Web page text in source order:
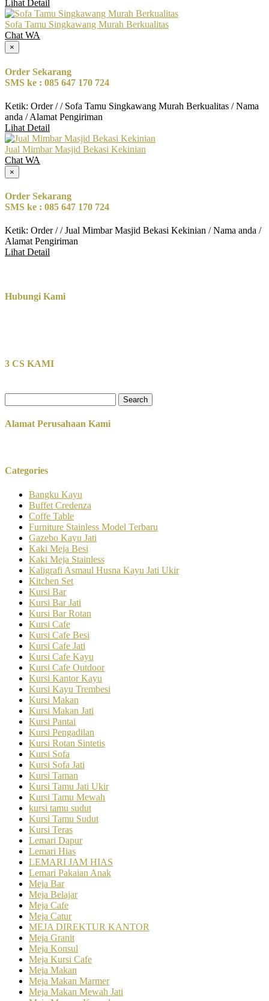
Lihat Detail
Sofa Tamu Singkawang Murah Berkualitas
Chat WA
×
Order Sekarang
SMS ke : 085 647 170 724
Ketik: Order / / Sofa Tamu Singkawang Murah Berkualitas / Nama
anda / Alamat Pengiriman
Lihat Detail
Jual Mimbar Masjid Bekasi Kekinian
Chat WA
×
Order Sekarang
SMS ke : 085 647 170 724
Ketik: Order / / Jual Mimbar Masjid Bekasi Kekinian / Nama anda /
Alamat Pengiriman
Lihat Detail
Hubungi Kami
3 CS KAMI
for:
Alamat Perusahaan Kami
Categories
Bangku Kayu
Buffet Credenza
Coffe Table
Furniture Stainless Model Terbaru
Gazebo Kayu Jati
Kaki Meja Besi
Kaki Meja Stainless
Kaligrafi Asmaul Husna Kayu Jati Ukir
Kitchen Set
Kursi Bar
Kursi Bar Jati
Kursi Bar Rotan
Kursi Cafe
Kursi Cafe Besi
Kursi Cafe Jati
Kursi Cafe Kayu
Kursi Cafe Outdoor
Kursi Kantor Kayu
Kursi Kayu Trembesi
Kursi Makan
Kursi Makan Jati
Kursi Pantai
Kursi Pengadilan
Kursi Rotan Sintetis
Kursi Sofa
Kursi Sofa Jati
Kursi Taman
Kursi Tamu Jati Ukir
Kursi Tamu Mewah
kursi tamu sudut
Kursi Tamu Sudut
Kursi Teras
Lemari Dapur
Lemari Hias
LEMARI JAM HIAS
Lemari Pakaian Anak
Meja Bar
Meja Belajar
Meja Cafe
Meja Catur
MEJA DIREKTUR KANTOR
Meja Granit
Meja Konsul
Meja Kursi Cafe
Meja Makan
Meja Makan Marmer
Meja Makan Mewah Jati